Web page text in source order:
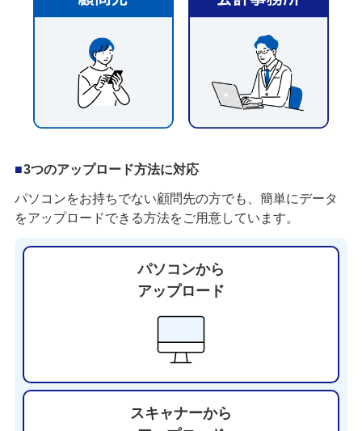
3つのアップロード方法に対応
パソコンをお持ちでない顧問先の方でも、簡単にデータ
をアップロードできる方法をご用意しています。
パソコンから
アップロード
スキャナーから